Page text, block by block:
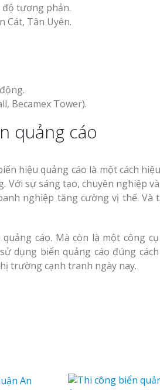
tương phản.
Cát, Tân Uyên.
Becamex Tower).
quảng cáo
hiệu quảng cáo là một cách
Với sự sáng tạo, chuyên nghiệp
nghiệp tăng cường vị thế. Và
cáo. Mà còn là một công
dụng biển quảng cáo đúng
trường cạnh tranh ngày nay.